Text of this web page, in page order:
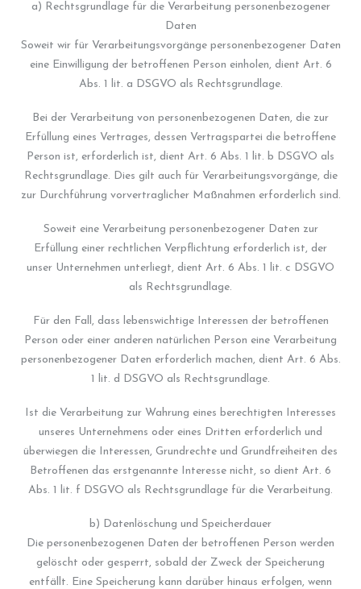
a) Rechtsgrundlage für die Verarbeitung personenbezogener
Daten
Soweit wir für Verarbeitungsvorgänge personenbezogener Daten
eine Einwilligung der betroffenen Person einholen, dient Art. 6
Abs. 1 lit. a DSGVO als Rechtsgrundlage.
Bei der Verarbeitung von personenbezogenen Daten, die zur
Erfüllung eines Vertrages, dessen Vertragspartei die betroffene
Person ist, erforderlich ist, dient Art. 6 Abs. 1 lit. b DSGVO als
Rechtsgrundlage. Dies gilt auch für Verarbeitungsvorgänge, die
zur Durchführung vorvertraglicher Maßnahmen erforderlich sind.
Soweit eine Verarbeitung personenbezogener Daten zur
Erfüllung einer rechtlichen Verpflichtung erforderlich ist, der
unser Unternehmen unterliegt, dient Art. 6 Abs. 1 lit. c DSGVO
als Rechtsgrundlage.
Für den Fall, dass lebenswichtige Interessen der betroffenen
Person oder einer anderen natürlichen Person eine Verarbeitung
personenbezogener Daten erforderlich machen, dient Art. 6 Abs.
1 lit. d DSGVO als Rechtsgrundlage.
Ist die Verarbeitung zur Wahrung eines berechtigten Interesses
unseres Unternehmens oder eines Dritten erforderlich und
überwiegen die Interessen, Grundrechte und Grundfreiheiten des
Betroffenen das erstgenannte Interesse nicht, so dient Art. 6
Abs. 1 lit. f DSGVO als Rechtsgrundlage für die Verarbeitung.
b) Datenlöschung und Speicherdauer
Die personenbezogenen Daten der betroffenen Person werden
gelöscht oder gesperrt, sobald der Zweck der Speicherung
entfällt. Eine Speicherung kann darüber hinaus erfolgen, wenn